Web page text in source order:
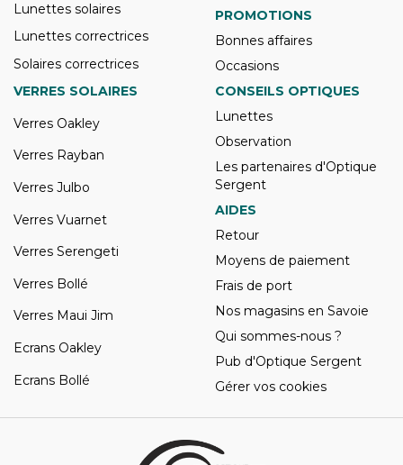
Lunettes solaires
Lunettes correctrices
Solaires correctrices
PROMOTIONS
Bonnes affaires
Occasions
VERRES SOLAIRES
Verres Oakley
Verres Rayban
Verres Julbo
Verres Vuarnet
Verres Serengeti
Verres Bollé
Verres Maui Jim
Ecrans Oakley
Ecrans Bollé
CONSEILS OPTIQUES
Lunettes
Observation
Les partenaires d'Optique
Sergent
AIDES
Retour
Moyens de paiement
Frais de port
Nos magasins en Savoie
Qui sommes-nous ?
Pub d'Optique Sergent
Gérer vos cookies